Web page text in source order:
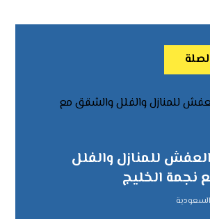
للمنازل والفلل
الخليج